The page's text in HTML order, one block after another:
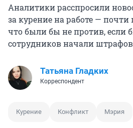
Аналитики расспросили
за курение на работе —
что были бы не против, если
сотрудников начали
Татьяна Гладких
Корреспондент
Курение Конфликт Мэрия